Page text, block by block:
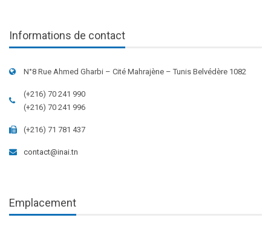
Informations de contact
N°8 Rue Ahmed Gharbi – Cité Mahrajène – Tunis Belvédère 1082
(+216) 70 241 990
(+216) 70 241 996
(+216) 71 781 437
contact@inai.tn
Emplacement